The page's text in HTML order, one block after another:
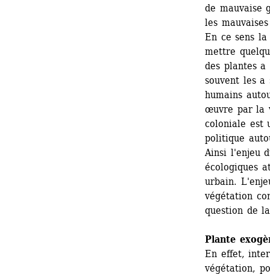
de mauvaise
les
En ce sens
mettre
des plantes
souvent les a
humains
œuvre par la
coloniale est
politique
Ainsi l'enjeu
écologiques
urbain.
végétation
question de
Plante
En effet,
végétation,